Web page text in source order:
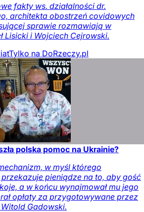
fakty ws. działalności dr.
architekta obostrzeń covidowych
sprawie rozmawiają w
Lisicki i Wojciech Cejrowski.
Tylko na DoRzeczy.pl
polska pomoc na Ukrainie?
w myśl którego
pieniądze na to, aby gość
a w końcu wynajmował mu jego
opłaty za przygotowywane przez
Gadowski.